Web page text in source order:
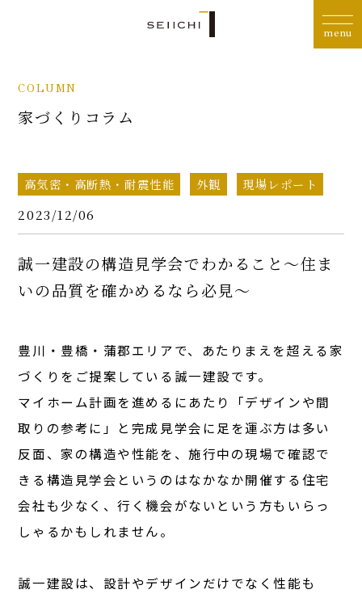
COLUMN
家づくりコラム
高気密・高断熱・耐震性能 外観 現場レポート
2023/12/06
誠一建設の構造見学会でわかること〜住ま
いの品質を確かめるなら必見〜
豊川・豊橋・蒲郡エリアで、あたりまえを超える家
づくりをご提案している誠一建設です。
マイホーム計画を進めるにあたり「デザインや間
取りの参考に」と完成見学会に足を運ぶ方は多い
反面、家の構造や性能を、施行中の現場で確認で
きる構造見学会というのはなかなか開催する住宅
会社も少なく、行く機会がないという方もいらっ
しゃるかもしれません。
誠一建設は、設計やデザインだけでなく性能も